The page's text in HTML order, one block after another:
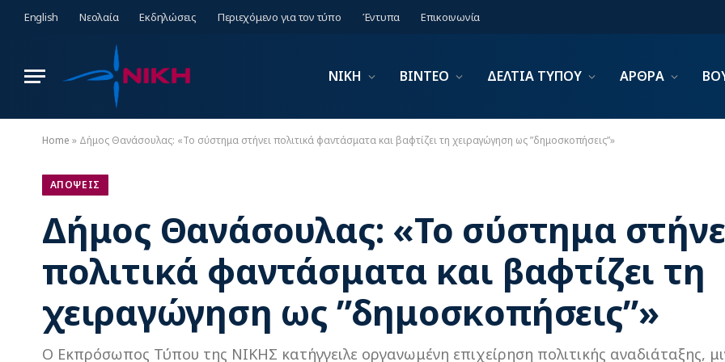
English Νεολαία Εκδηλώσεις Περιεχόμενο για τον τύπο Έντυπα Επικοινωνία
ΝΙΚΗ ΒΙΝΤΕΟ ΔΕΛΤΙΑ ΤΥΠΟΥ ΑΡΘΡΑ
Home » Δήμος Θανάσουλας: «Το σύστημα στήνει πολιτικά φαντάσματα και βαφτίζει τη χειραγώγηση ως ”δημοσκοπήσεις”»
ΑΠΟΨΕΙΣ
Δήμος Θανάσουλας: «Το σύστημα
πολιτικά φαντάσματα και βαφτίζει τη
χειραγώγηση ως ”δημοσκοπήσεις”»
Ο Εκπρόσωπος Τύπου της ΝΙΚΗΣ κατήγγειλε οργανωμένη επιχείρηση πολιτικής αναδιάταξης,